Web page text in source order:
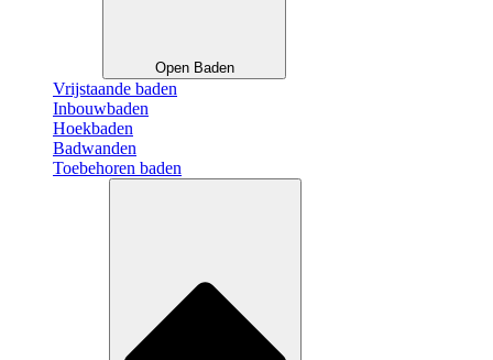
Open Baden
Vrijstaande baden
Inbouwbaden
Hoekbaden
Badwanden
Toebehoren baden